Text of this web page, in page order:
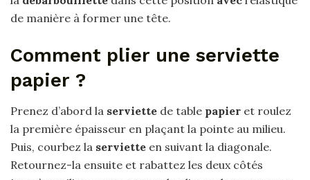
de manière à former une tête.
Comment plier une serviette
papier ?
Prenez d’abord la serviette de table papier et roulez
la première épaisseur en plaçant la pointe au milieu.
Puis, courbez la serviette en suivant la diagonale.
Retournez-la ensuite et rabattez les deux côtés